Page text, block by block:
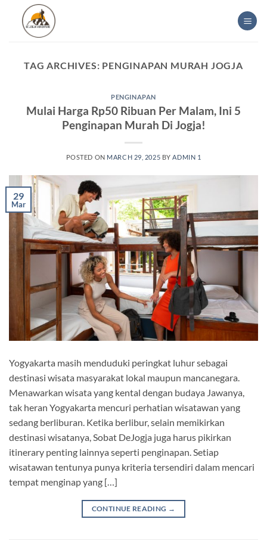
content
TAG ARCHIVES: PENGINAPAN MURAH JOGJA
PENGINAPAN
Mulai Harga Rp50 Ribuan Per Malam, Ini 5
Penginapan Murah Di Jogja!
POSTED ON MARCH 29, 2025 BY ADMIN 1
29
Mar
Yogyakarta masih menduduki peringkat luhur sebagai
destinasi wisata masyarakat lokal maupun mancanegara.
Menawarkan wisata yang kental dengan budaya Jawanya,
tak heran Yogyakarta mencuri perhatian wisatawan yang
sedang berliburan. Ketika berlibur, selain memikirkan
destinasi wisatanya, Sobat DeJogja juga harus pikirkan
itinerary penting lainnya seperti penginapan. Setiap
wisatawan tentunya punya kriteria tersendiri dalam mencari
tempat menginap yang […]
CONTINUE READING →